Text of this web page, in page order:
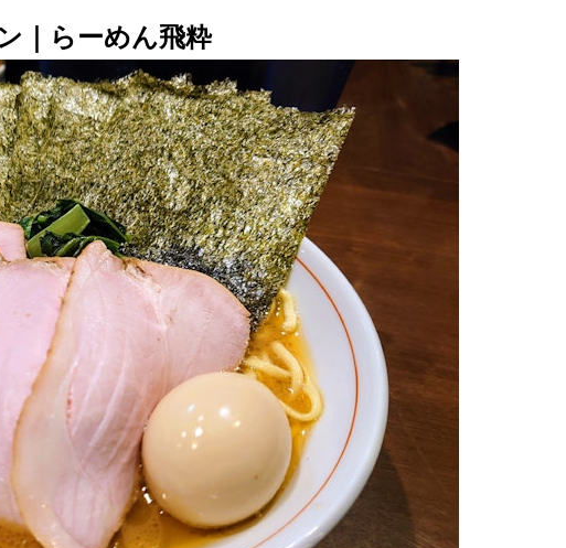
｜らーめん飛粋